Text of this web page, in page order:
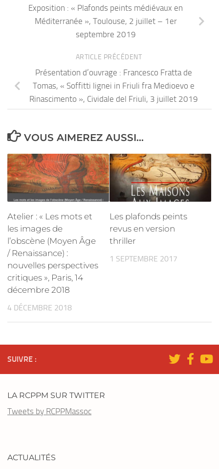
Exposition : « Plafonds peints médiévaux en
Méditerranée », Toulouse, 2 juillet – 1er
septembre 2019
ARTICLE PRÉCÉDENT
Présentation d’ouvrage : Francesco Fratta de
Tomas, « Soffitti lignei in Friuli fra Medioevo e
Rinascimento », Cividale del Friuli, 3 juillet 2019
VOUS AIMEREZ AUSSI...
Atelier : « Les mots et
les images de
l’obscène (Moyen Âge
/ Renaissance) :
nouvelles perspectives
critiques », Paris, 14
décembre 2018
4 DÉCEMBRE 2018
Les plafonds peints
revus en version
thriller
1 SEPTEMBRE 2017
SUIVRE :
LA RCPPM SUR TWITTER
Tweets by RCPPMassoc
ACTUALITÉS